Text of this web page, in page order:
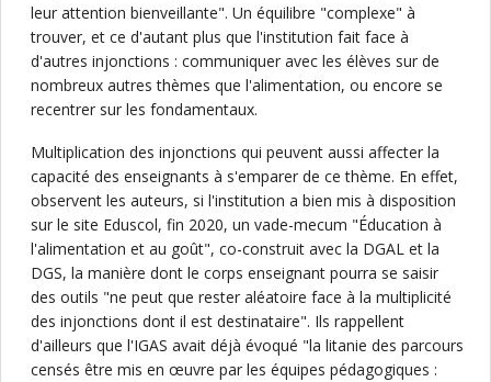
leur attention bienveillante". Un équilibre "complexe" à
trouver, et ce d'autant plus que l'institution fait face à
d'autres injonctions : communiquer avec les élèves sur de
nombreux autres thèmes que l'alimentation, ou encore se
recentrer sur les fondamentaux.
Multiplication des injonctions qui peuvent aussi affecter la
capacité des enseignants à s'emparer de ce thème. En effet,
observent les auteurs, si l'institution a bien mis à disposition
sur le site Eduscol, fin 2020, un vade-mecum "Éducation à
l'alimentation et au goût", co-construit avec la DGAL et la
DGS, la manière dont le corps enseignant pourra se saisir
des outils "ne peut que rester aléatoire face à la multiplicité
des injonctions dont il est destinataire". Ils rappellent
d'ailleurs que l'IGAS avait déjà évoqué "la litanie des parcours
censés être mis en œuvre par les équipes pédagogiques :